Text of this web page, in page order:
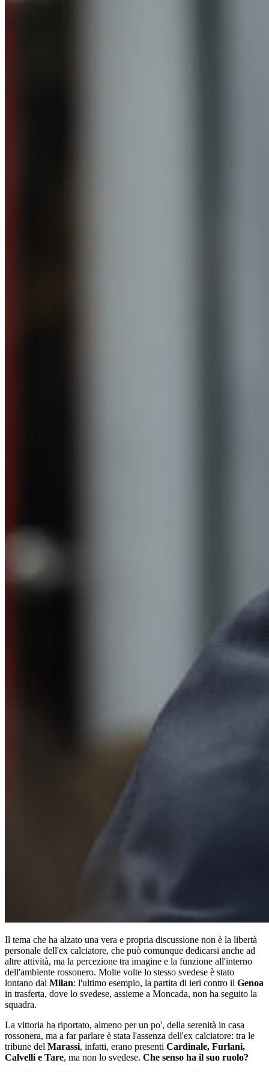
Il tema che ha alzato una vera e propria discussione non è la libertà
personale dell'ex calciatore, che può comunque dedicarsi anche ad
altre attività, ma la percezione tra imagine e la funzione all'interno
dell'ambiente rossonero. Molte volte lo stesso svedese è stato
lontano dal Milan: l'ultimo esempio, la partita di ieri contro il Genoa
in trasferta, dove lo svedese, assieme a Moncada, non ha seguito la
squadra.
La vittoria ha riportato, almeno per un po', della serenità in casa
rossonera, ma a far parlare è stata l'assenza dell'ex calciatore: tra le
tribune del Marassi, infatti, erano presenti Cardinale, Furlani,
Calvelli e Tare, ma non lo svedese. Che senso ha il suo ruolo?